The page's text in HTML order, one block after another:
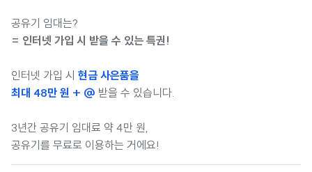
공유기 임대는?
= 인터넷 가입 시 받을 수 있는 특권!
인터넷 가입 시 현금 사은품을
최대 48만 원 + @ 받을 수 있습니다.
3년간 공유기 임대료 약 4만 원,
공유기를 무료로 이용하는 거에요!